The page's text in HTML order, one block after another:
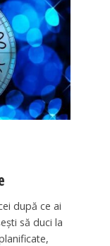
după ce ai
să duci la